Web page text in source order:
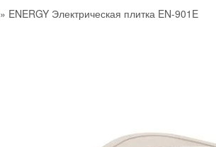
» ENERGY Электрическая плитка EN-901E